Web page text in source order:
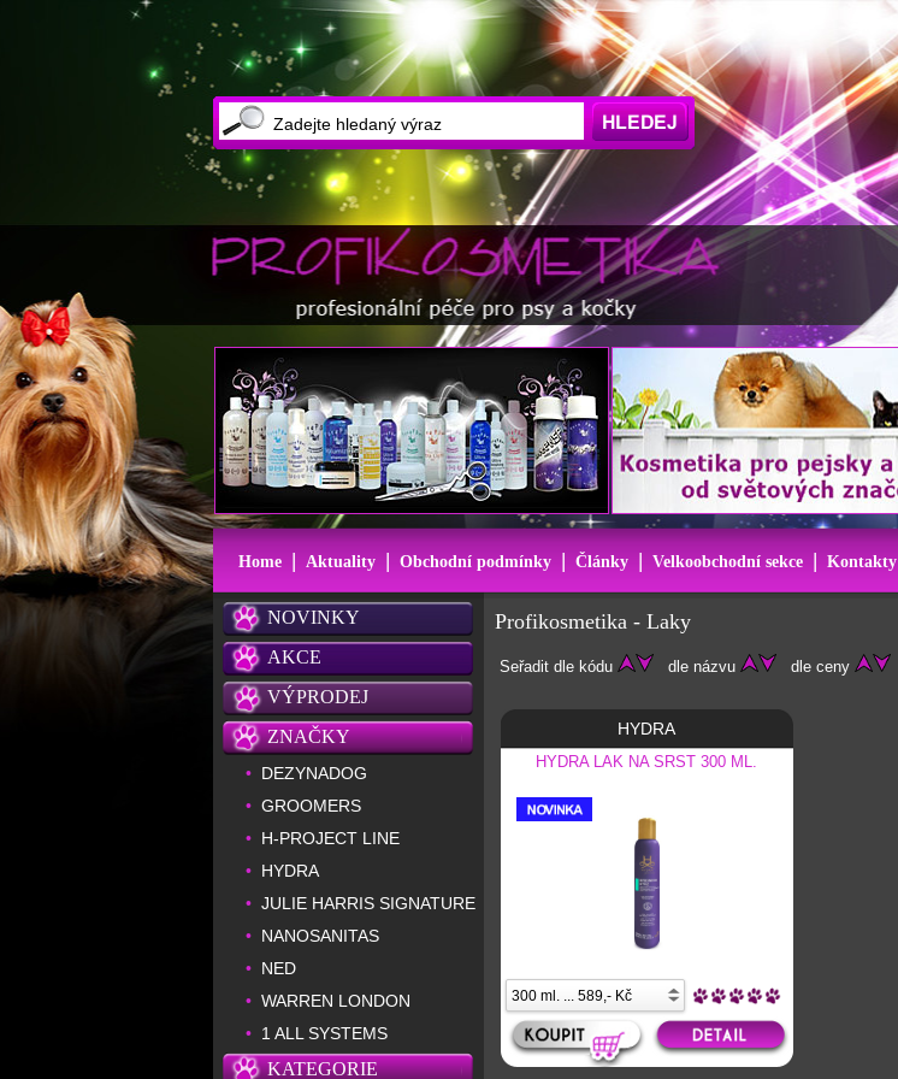
Home | Aktuality | Obchodní podmínky | Články | Velkoobchodní sekce | Kontakty
NOVINKY
AKCE
VÝPRODEJ
ZNAČKY
• DEZYNADOG
• GROOMERS
• H-PROJECT LINE
• HYDRA
• JULIE HARRIS SIGNATURE
• NANOSANITAS
• NED
• WARREN LONDON
• 1 ALL SYSTEMS
KATEGORIE
Profikosmetika - Laky
Seřadit dle kódu dle názvu dle ceny
HYDRA
HYDRA LAK NA SRST 300 ML.